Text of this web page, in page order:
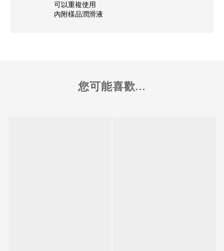
可以重複使用
內附樣品潤滑液
您可能喜歡...